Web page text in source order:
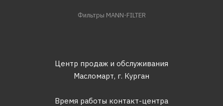
Фильтры MANN-FILTER
Центр продаж и обслуживания
Масломарт, г. Курган
Время работы контакт-центра